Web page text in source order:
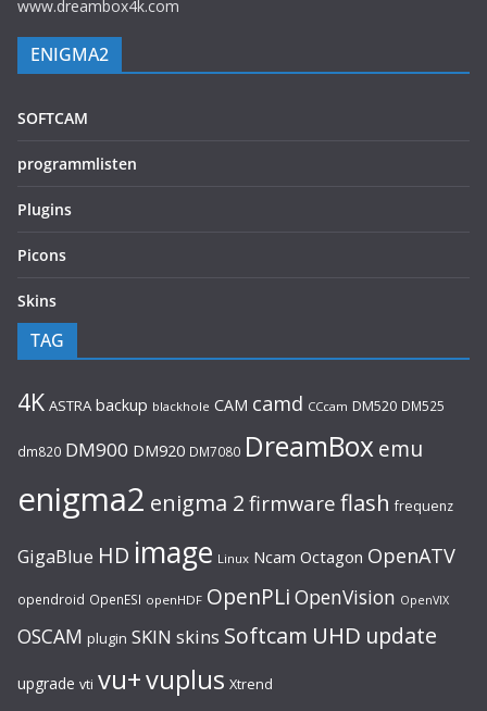
www.dreambox4k.com
ENIGMA2
SOFTCAM
programmlisten
Plugins
Picons
Skins
TAG
4K ASTRA backup blackhole CAM camd CCcam DM520 DM525
dm820 DM900 DM920 DM7080 DreamBoxemu
enigma2 enigma 2 firmware flash frequenz
GigaBlue HD image Linux Ncam Octagon OpenATV
opendroid OpenESI openHDF OpenPLi OpenVision OpenVIX
OSCAM plugin SKIN skins Softcam UHD update
upgrade vti vu+vuplus Xtrend